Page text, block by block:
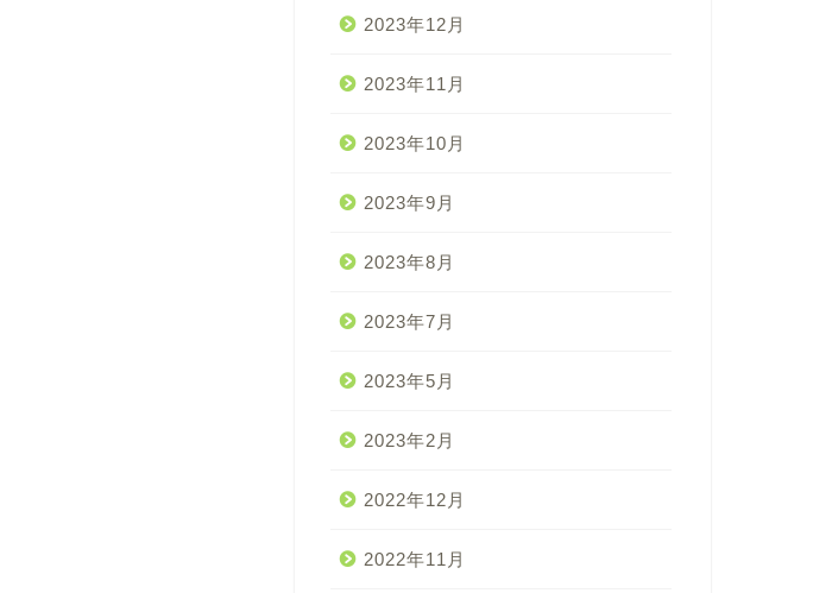
2023年12月
2023年11月
2023年10月
2023年9月
2023年8月
2023年7月
2023年5月
2023年2月
2022年12月
2022年11月